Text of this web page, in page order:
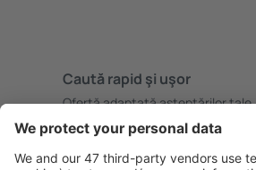
Caută rapid şi uşor
Ofertă adaptată aşteptărilor tale.
Planifică ȋn siguranţă